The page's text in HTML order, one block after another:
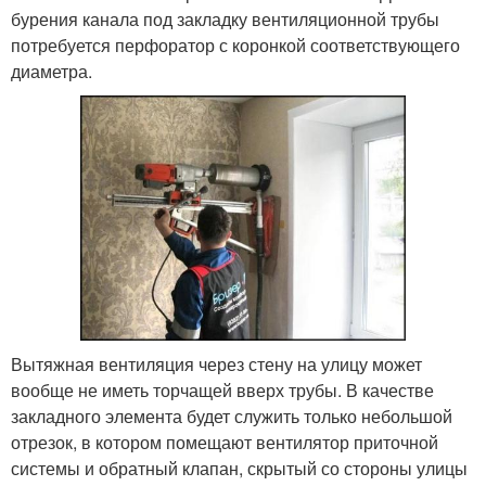
бурения канала под закладку вентиляционной трубы
потребуется перфоратор с коронкой соответствующего
диаметра.
Вытяжная вентиляция через стену на улицу может
вообще не иметь торчащей вверх трубы. В качестве
закладного элемента будет служить только небольшой
отрезок, в котором помещают вентилятор приточной
системы и обратный клапан, скрытый со стороны улицы